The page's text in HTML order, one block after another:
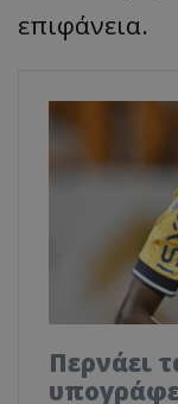
επιφάνεια.
Περνάει